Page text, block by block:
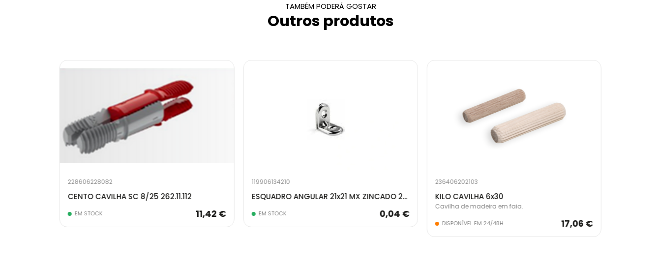
TAMBÉM PODERÁ GOSTAR
Outros produtos
228606228082
CENTO CAVILHA SC 8/25 262.11.112
EM STOCK 11,42 €
119906134210
ESQUADRO ANGULAR 21x21 MX ZINCADO 217.0017.40
EM STOCK 0,04 €
236406202103
KILO CAVILHA 6x30
Cavilha de madeira em faia.
DISPONÍVEL EM 24/48H 17,06 €